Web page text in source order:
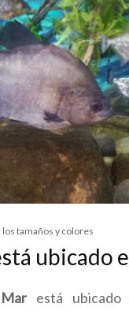
tamaños y colores
ubicado
está ubicado